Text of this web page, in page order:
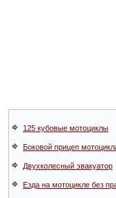
125 кубовые мотоциклы
Боковой прицеп
Двухколесный эвакуатор
Езда на мотоцикле без